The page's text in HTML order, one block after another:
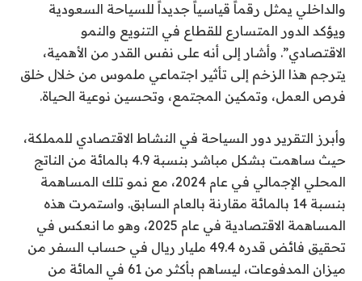
والداخلي يمثل رقماً قياسياً جديداً للسياحة السعودية
ويؤكد الدور المتسارع للقطاع في التنويع والنمو
الاقتصادي”. وأشار إلى أنه على نفس القدر من الأهمية،
يترجم هذا الزخم إلى تأثير اجتماعي ملموس من خلال خلق
فرص العمل، وتمكين المجتمع، وتحسين نوعية الحياة.
وأبرز التقرير دور السياحة في النشاط الاقتصادي للمملكة،
حيث ساهمت بشكل مباشر بنسبة 4.9 بالمائة من الناتج
المحلي الإجمالي في عام 2024، مع نمو تلك المساهمة
بنسبة 14 بالمائة مقارنة بالعام السابق. واستمرت هذه
المساهمة الاقتصادية في عام 2025، وهو ما انعكس في
تحقيق فائض قدره 49.4 مليار ريال في حساب السفر من
ميزان المدفوعات، ليساهم بأكثر من 61 في المائة من